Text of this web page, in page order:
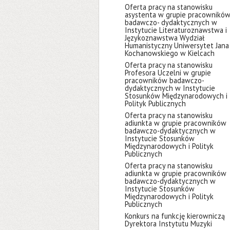
Oferta pracy na stanowisku
asystenta w grupie pracowników
badawczo- dydaktycznych w
Instytucie Literaturoznawstwa i
Językoznawstwa Wydział
Humanistyczny Uniwersytet Jana
Kochanowskiego w Kielcach
Oferta pracy na stanowisku
Profesora Uczelni w grupie
pracowników badawczo-
dydaktycznych w Instytucie
Stosunków Międzynarodowych i
Polityk Publicznych
Oferta pracy na stanowisku
adiunkta w grupie pracowników
badawczo-dydaktycznych w
Instytucie Stosunków
Międzynarodowych i Polityk
Publicznych
Oferta pracy na stanowisku
adiunkta w grupie pracowników
badawczo-dydaktycznych w
Instytucie Stosunków
Międzynarodowych i Polityk
Publicznych
Konkurs na funkcję kierowniczą
Dyrektora Instytutu Muzyki